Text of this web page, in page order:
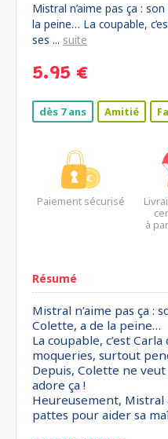
Mistral n’aime pas ça :
la peine… La coupable,
ses ... suite
5.95 €
dès 7 ans Amitié
Paiement sécurisé
à
Résumé
Mistral n’aime pas ça :
Colette, a de la peine…
La coupable, c’est
moqueries, surtout
Depuis, Colette ne veut
adore ça !
Heureusement, Mistral
pattes pour aider sa